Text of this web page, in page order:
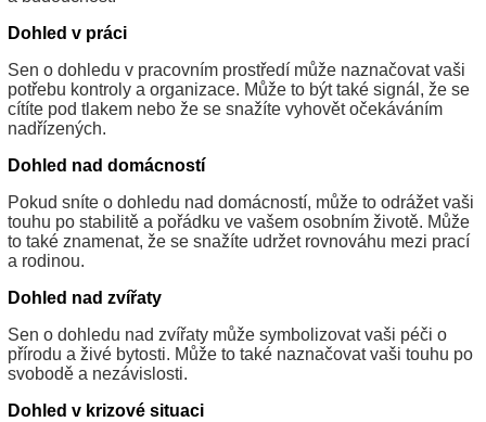
Dohled v práci
Sen o dohledu v pracovním prostředí může naznačovat vaši
potřebu kontroly a organizace. Může to být také signál, že se
cítíte pod tlakem nebo že se snažíte vyhovět očekáváním
nadřízených.
Dohled nad domácností
Pokud sníte o dohledu nad domácností, může to odrážet vaši
touhu po stabilitě a pořádku ve vašem osobním životě. Může
to také znamenat, že se snažíte udržet rovnováhu mezi prací
a rodinou.
Dohled nad zvířaty
Sen o dohledu nad zvířaty může symbolizovat vaši péči o
přírodu a živé bytosti. Může to také naznačovat vaši touhu po
svobodě a nezávislosti.
Dohled v krizové situaci